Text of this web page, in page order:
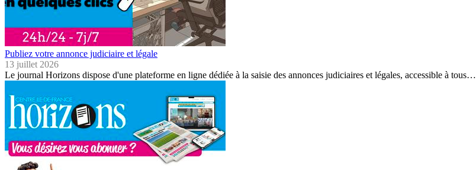
Publiez votre annonce judiciaire et légale
13 juillet 2026
Le journal Horizons dispose d'une plateforme en ligne dédiée à la saisie des annonces judiciaires et légales, accessible à tous…